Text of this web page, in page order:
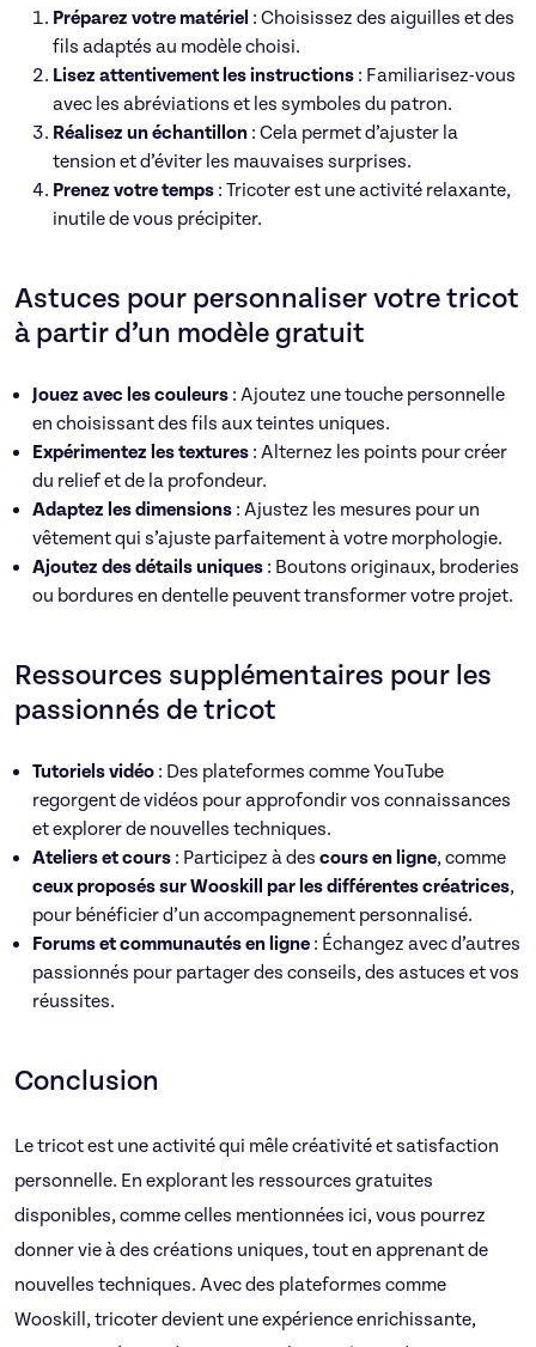
Préparez votre matériel : Choisissez des aiguilles et des
fils adaptés au modèle choisi.
Lisez attentivement les instructions : Familiarisez-vous
avec les abréviations et les symboles du patron.
Réalisez un échantillon : Cela permet d’ajuster la
tension et d’éviter les mauvaises surprises.
Prenez votre temps : Tricoter est une activité relaxante,
inutile de vous précipiter.
Astuces pour personnaliser votre tricot
à partir d’un modèle gratuit
Jouez avec les couleurs : Ajoutez une touche personnelle
en choisissant des fils aux teintes uniques.
Expérimentez les textures : Alternez les points pour créer
du relief et de la profondeur.
Adaptez les dimensions : Ajustez les mesures pour un
vêtement qui s’ajuste parfaitement à votre morphologie.
Ajoutez des détails uniques : Boutons originaux, broderies
ou bordures en dentelle peuvent transformer votre projet.
Ressources supplémentaires pour les
passionnés de tricot
Tutoriels vidéo : Des plateformes comme YouTube
regorgent de vidéos pour approfondir vos connaissances
et explorer de nouvelles techniques.
Ateliers et cours : Participez à des cours en ligne, comme
ceux proposés sur Wooskill par les différentes créatrices,
pour bénéficier d’un accompagnement personnalisé.
Forums et communautés en ligne : Échangez avec d’autres
passionnés pour partager des conseils, des astuces et vos
réussites.
Conclusion
Le tricot est une activité qui mêle créativité et satisfaction
personnelle. En explorant les ressources gratuites
disponibles, comme celles mentionnées ici, vous pourrez
donner vie à des créations uniques, tout en apprenant de
nouvelles techniques. Avec des plateformes comme
Wooskill, tricoter devient une expérience enrichissante,